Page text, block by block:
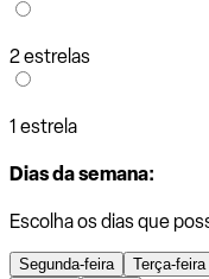
2 estrelas
1 estrela
Dias da semana:
Escolha os dias que
Segunda-feira Terça-feira